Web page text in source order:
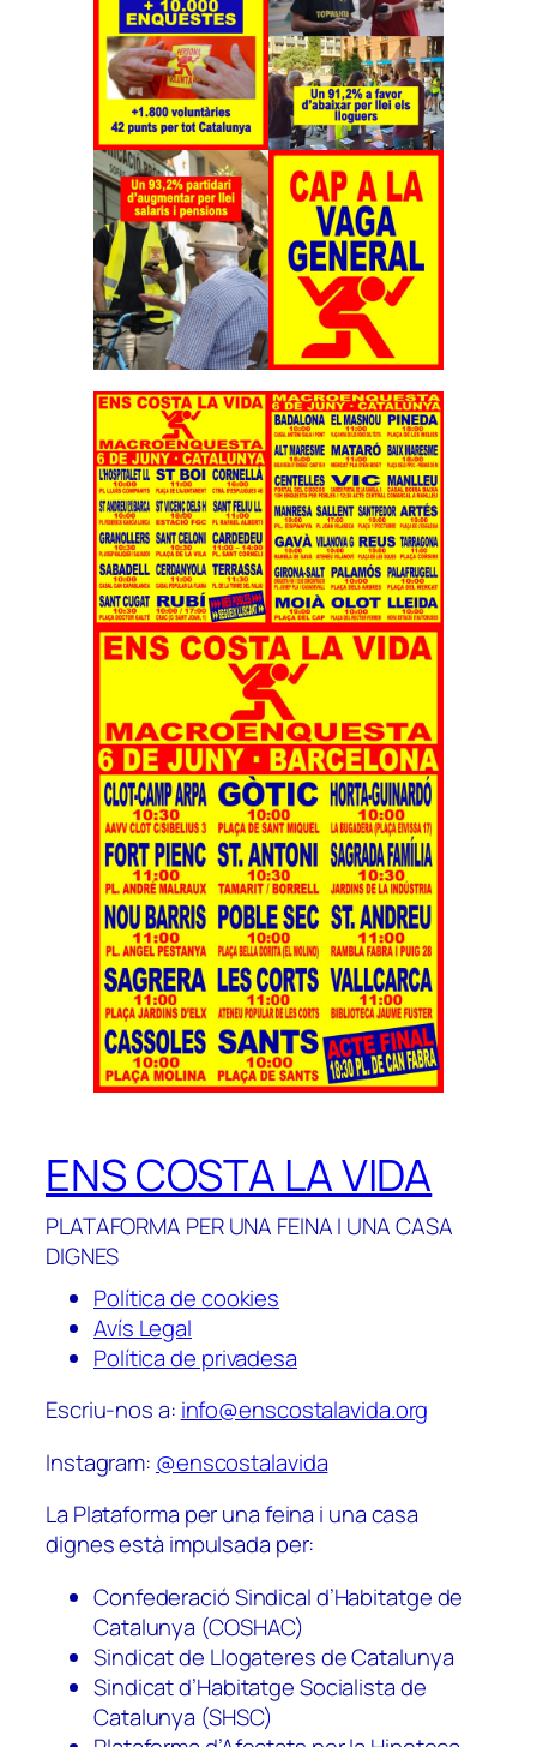
ENS COSTA LA VIDA
PLATAFORMA PER UNA FEINA I UNA CASA
DIGNES
Política de cookies
Avís Legal
Política de privadesa
Escriu-nos a: info@enscostalavida.org
Instagram: @enscostalavida
La Plataforma per una feina i una casa
dignes està impulsada per:
Confederació Sindical d’Habitatge de
Catalunya (COSHAC)
Sindicat de Llogateres de Catalunya
Sindicat d’Habitatge Socialista de
Catalunya (SHSC)